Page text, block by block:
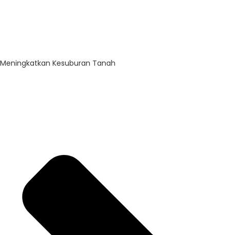
Meningkatkan Kesuburan Tanah